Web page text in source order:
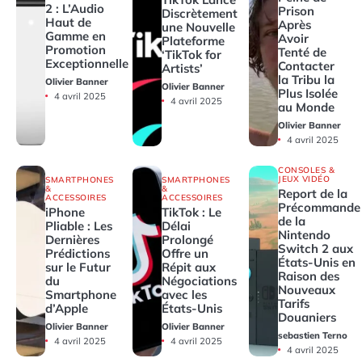
2 : L’Audio
Haut de
Gamme en
Promotion
Exceptionnelle
Olivier Banner
4 avril 2025
Discrètement
une Nouvelle
Plateforme
‘TikTok for
Artists’
Olivier Banner
4 avril 2025
Prison
Après
Avoir
Tenté de
Contacter
la Tribu la
Plus Isolée
au Monde
Olivier Banner
4 avril 2025
SMARTPHONES
&
ACCESSOIRES
iPhone
Pliable : Les
Dernières
Prédictions
sur le Futur
du
Smartphone
d’Apple
Olivier Banner
4 avril 2025
SMARTPHONES
&
ACCESSOIRES
TikTok : Le
Délai
Prolongé
Offre un
Répit aux
Négociations
avec les
États-Unis
Olivier Banner
4 avril 2025
CONSOLES &
JEUX VIDÉO
Report de la
Précommande
de la
Nintendo
Switch 2 aux
États-Unis en
Raison des
Nouveaux
Tarifs
Douaniers
sebastien Terno
4 avril 2025